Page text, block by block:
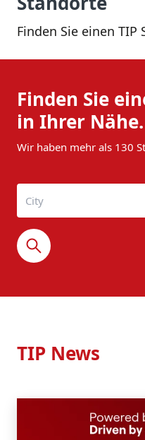
Finden Sie einen
Finden Sie
in Ihrer Nähe.
Wir haben mehr als 130
TIP News